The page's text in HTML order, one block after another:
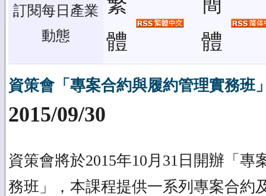
訂閱每日產業
動態
體
體
資策會「專案合約與履約管理實務班
2015/09/30
資策會將於2015年10月31日開辦「專
務班」，本課程提供一系列專案合約